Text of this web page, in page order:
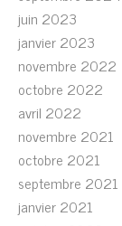
juin 2023
janvier 2023
novembre 2022
octobre 2022
avril 2022
novembre 2021
octobre 2021
septembre 2021
janvier 2021